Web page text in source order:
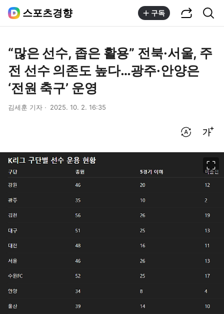
스포츠경향 구독
“많은 선수, 좁은 활용” 전북·서울, 주
전 선수 의존도 높다…광주·안양은
‘전원 축구’ 운영
김세훈 기자 2025. 10. 2. 16:35